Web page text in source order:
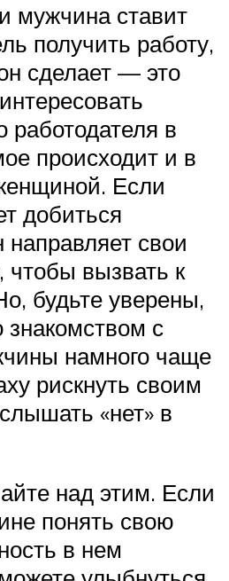
мужчина ставит
получить работу,
сделает — это
работодателя в
происходит и в
Если
добиться
свои
чтобы вызвать к
будьте уверены,
знакомством с
намного чаще
рискнуть своим
«нет» в
над этим. Если
понять свою
в нем